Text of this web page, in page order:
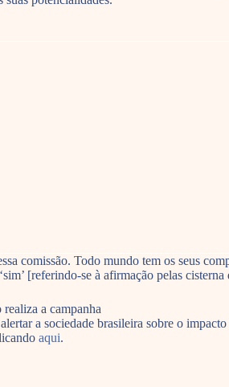
comissão. Todo mundo tem os seus
[referindo-se à afirmação pelas
a campanha
a sociedade brasileira sobre o
aqui.